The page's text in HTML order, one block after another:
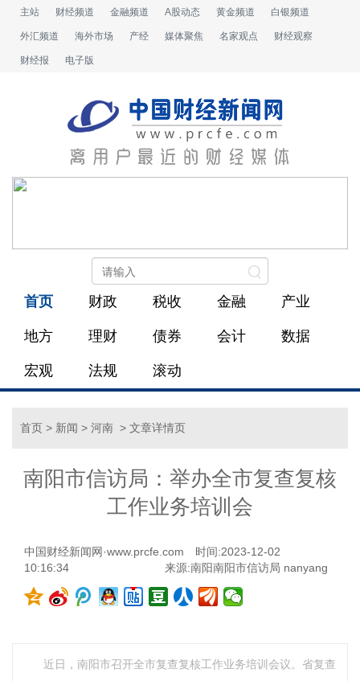
主站 财经频道 金融频道 A股动态 黄金频道 白银频道
外汇频道 海外市场 产经 媒体聚焦 名家观点 财经观察
财经报 电子版
首页 财政 税收 金融 产业
地方 理财 债券 会计 数据
宏观 法规 滚动
首页 > 新闻 > 河南 > 文章详情页
南阳市信访局：举办全市复查复核
工作业务培训会
中国财经新闻网·www.prcfe.com
时间:2023-12-02
10:16:34
来源:南阳南阳市信访局 nanyang
近日，南阳市召开全市复查复核工作业务培训会议。省复查